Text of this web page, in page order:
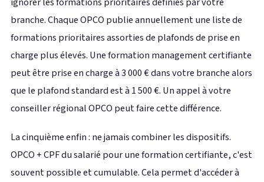
branche. Chaque OPCO publie annuellement une liste de
formations prioritaires assorties de plafonds de prise en
charge plus élevés. Une formation management certifiante
peut être prise en charge à 3 000 € dans votre branche alors
que le plafond standard est à 1 500 €. Un appel à votre
conseiller régional OPCO peut faire cette différence.
La cinquième enfin : ne jamais combiner les dispositifs.
OPCO + CPF du salarié pour une formation certifiante, c'est
souvent possible et cumulable. Cela permet d'accéder à